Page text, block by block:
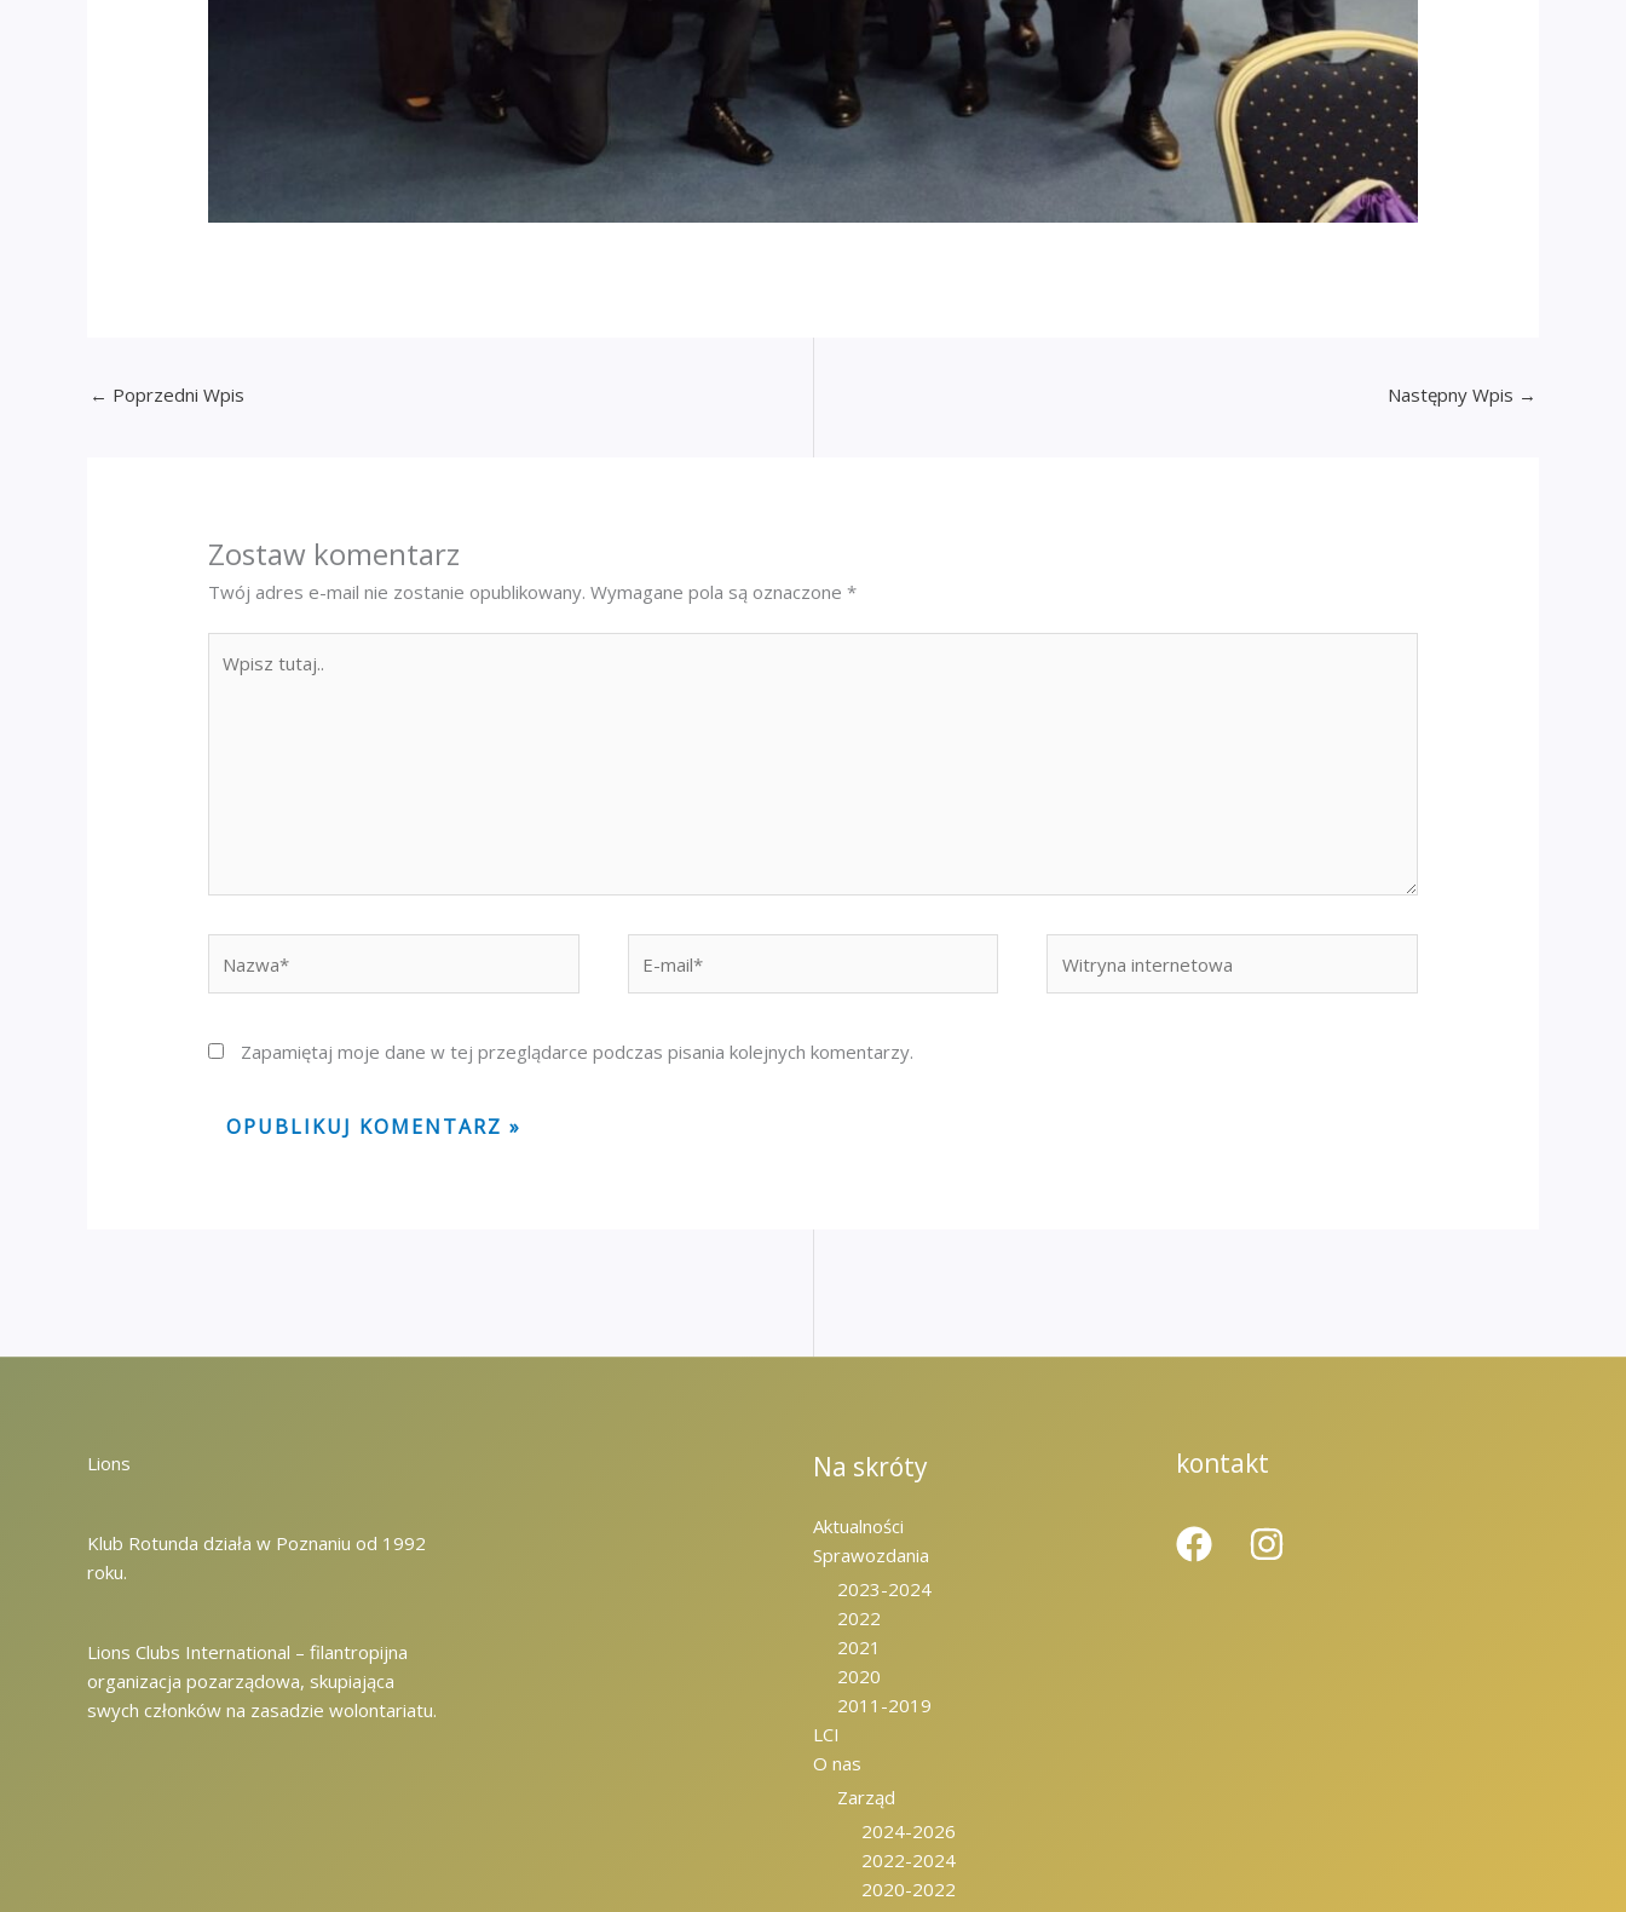
← Poprzedni Wpis Następny Wpis →
Zostaw komentarz
Twój adres e-mail nie zostanie opublikowany. Wymagane pola są oznaczone*
tutaj..
mail*
internetowa
Zapamiętaj moje dane w tej przeglądarce podczas pisania kolejnych komentarzy.
Lions
Klub Rotunda działa w Poznaniu od 1992
roku.
Lions Clubs International – filantropijna
organizacja pozarządowa, skupiająca
swych członków na zasadzie wolontariatu.
Na skróty
Aktualności
Sprawozdania
2023-2024
2022
2021
2020
2011-2019
LCI
O nas
Zarząd
2024-2026
2022-2024
2020-2022
kontakt